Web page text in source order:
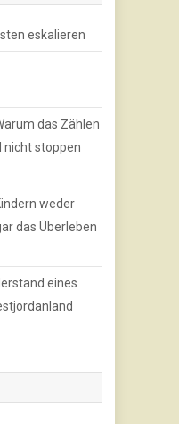
eskalieren
das Zählen
nicht stoppen
weder
das Überleben
eines